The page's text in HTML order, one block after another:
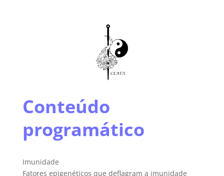
Conteúdo
programático
Imunidade
Fatores epigenéticos que deflagram a imunidade